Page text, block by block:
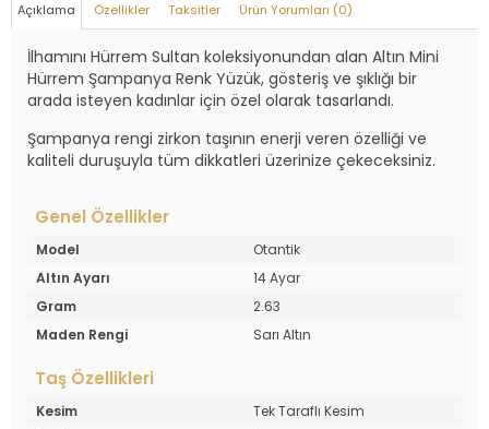
Açıklama Özellikler Taksitler Ürün Yorumları (0)
İlhamını Hürrem Sultan koleksiyonundan alan Altın Mini
Hürrem Şampanya Renk Yüzük, gösteriş ve şıklığı bir
arada isteyen kadınlar için özel olarak tasarlandı.
Şampanya rengi zirkon taşının enerji veren özelliği ve
kaliteli duruşuyla tüm dikkatleri üzerinize çekeceksiniz.
Genel Özellikler
Model
Otantik
Altın Ayarı
14 Ayar
Gram
2.63
Maden Rengi
Sarı Altın
Taş Özellikleri
Kesim
Tek Taraflı Kesim